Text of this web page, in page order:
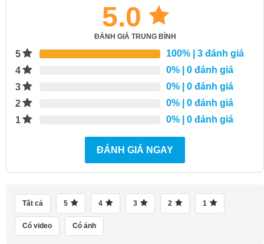
5.0
ĐÁNH GIÁ TRUNG BÌNH
5 100% | 3 đánh giá
4
0% | 0 đánh giá
3
0% | 0 đánh giá
2
0% | 0 đánh giá
1
0% | 0 đánh giá
ĐÁNH GIÁ NGAY
Tất cả 5 4 3 2 1
Có video Có ảnh